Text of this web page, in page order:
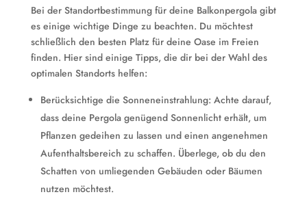
Bei der Standortbestimmung für deine Balkonpergola gibt
es einige wichtige Dinge zu beachten. Du möchtest
schließlich den besten Platz für deine Oase im Freien
finden. Hier sind einige Tipps, die dir bei der Wahl des
optimalen Standorts helfen:
Berücksichtige die Sonneneinstrahlung: Achte darauf,
dass deine Pergola genügend Sonnenlicht erhält, um
Pflanzen gedeihen zu lassen und einen angenehmen
Aufenthaltsbereich zu schaffen. Überlege, ob du den
Schatten von umliegenden Gebäuden oder Bäumen
nutzen möchtest.